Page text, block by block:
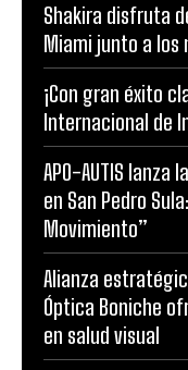
Shakira disfruta
Miami junto a los
¡Con gran éxito
Internacional de
APO-AUTIS
en San Pedro
Movimiento”
Alianza
Óptica Boniche
en salud visual